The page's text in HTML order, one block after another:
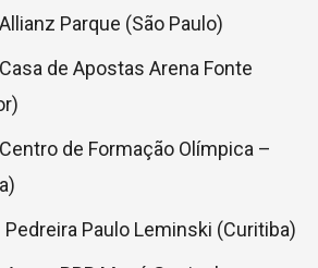
Parque (São Paulo)
de Apostas Arena Fonte
de Formação Olímpica –
Paulo Leminski (Curitiba)